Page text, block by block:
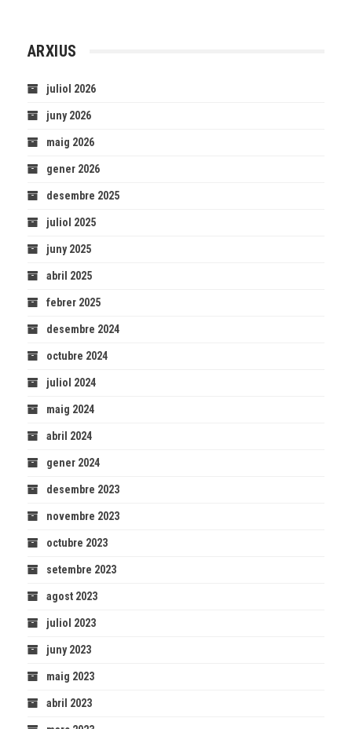
ARXIUS
juliol 2026
juny 2026
maig 2026
gener 2026
desembre 2025
juliol 2025
juny 2025
abril 2025
febrer 2025
desembre 2024
octubre 2024
juliol 2024
maig 2024
abril 2024
gener 2024
desembre 2023
novembre 2023
octubre 2023
setembre 2023
agost 2023
juliol 2023
juny 2023
maig 2023
abril 2023